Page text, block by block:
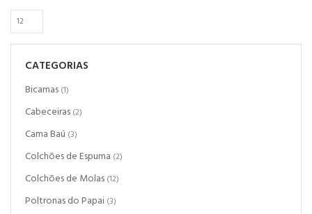
CATEGORIAS
Bicamas (1)
Cabeceiras (2)
Cama Baú (3)
Colchões de Espuma (2)
Colchões de Molas (12)
Poltronas do Papai (3)